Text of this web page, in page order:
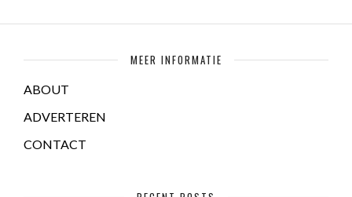
MEER INFORMATIE
ABOUT
ADVERTEREN
CONTACT